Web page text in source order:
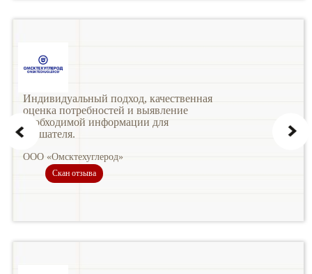
Индивидуальный подход, качественная
оценка потребностей и выявление
необходимой информации для
слушателя.
ООО «Омсктехуглерод»
Скан отзыва